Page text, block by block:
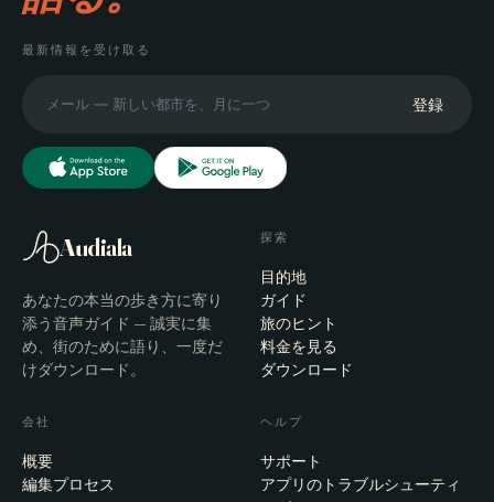
最新情報を受け取る
登録
Audiala
あなたの本当の歩き方に寄り
添う音声ガイド — 誠実に集
め、街のために語り、一度だ
けダウンロード。
探索
目的地
ガイド
旅のヒント
料金を見る
ダウンロード
会社
概要
編集プロセス
ヘルプ
サポート
アプリのトラブルシューティ